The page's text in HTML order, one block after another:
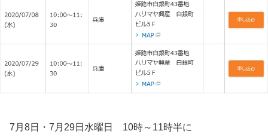
7月8日・7月29日水曜日 10時～11時半に